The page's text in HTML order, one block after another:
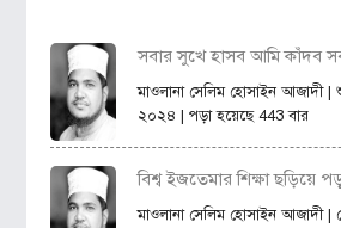
সবার সুখে হাসব আমি কাঁদব
মাওলানা সেলিম হোসাইন আজাদী|
২০২৪ | পড়া হয়েছে 443 বার
বিশ্ব ইজতেমার শিক্ষা ছড়িয়ে
মাওলানা সেলিম হোসাইন আজাদী|